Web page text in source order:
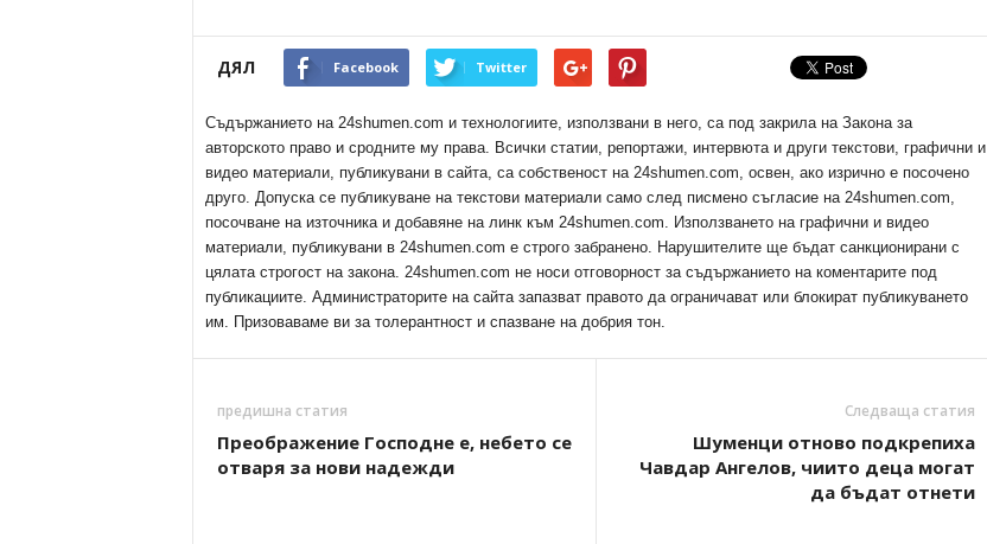
ДЯЛ Facebook Twitter
Съдържанието на 24shumen.com и технологиите, използвани в него, са под закрила на Закона за
авторското право и сродните му права. Всички статии, репортажи, интервюта и други текстови, графични и
видео материали, публикувани в сайта, са собственост на 24shumen.com, освен, ако изрично е посочено
друго. Допуска се публикуване на текстови материали само след писмено съгласие на 24shumen.com,
посочване на източника и добавяне на линк към 24shumen.com. Използването на графични и видео
материали, публикувани в 24shumen.com е строго забранено. Нарушителите ще бъдат санкционирани с
цялата строгост на закона. 24shumen.com не носи отговорност за съдържанието на коментарите под
публикациите. Администраторите на сайта запазват правото да ограничават или блокират публикуването
им. Призоваваме ви за толерантност и спазване на добрия тон.
предишна статия
Преображение Господне е, небето се
отваря за нови надежди
Следваща статия
Шуменци отново подкрепиха
Чавдар Ангелов, чиито деца могат
да бъдат отнети